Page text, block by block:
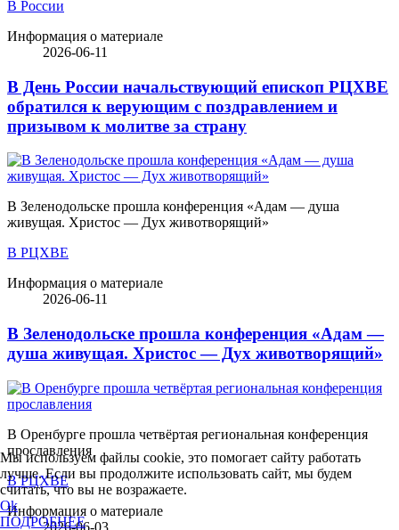
В России
Информация о материале
2026-06-11
В День России начальствующий епископ РЦХВЕ
обратился к верующим с поздравлением и
призывом к молитве за страну
В Зеленодольске прошла конференция «Адам — душа
живущая. Христос — Дух животворящий»
В РЦХВЕ
Информация о материале
2026-06-11
В Зеленодольске прошла конференция «Адам —
душа живущая. Христос — Дух животворящий»
В Оренбурге прошла четвёртая региональная конференция
прославления
В РЦХВЕ
Информация о материале
2026-06-03
Мы используем файлы cookie, это помогает сайту работать
лучше. Если вы продолжите использовать сайт, мы будем
считать, что вы не возражаете.
Ok
ПОДРОБНЕЕ